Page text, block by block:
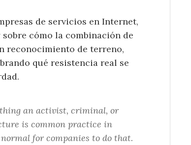
de servicios en Internet,
cómo la combinación de
reconocimiento de terreno,
qué resistencia real se
an activist, criminal, or
is common practice in
for companies to do that.